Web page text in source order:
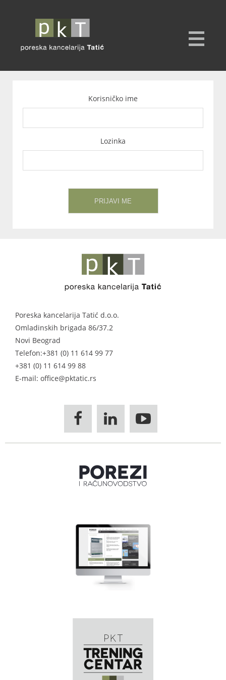
Korisničko ime
Lozinka
Poreska kancelarija Tatić d.o.o.
Omladinskih brigada 86/37.2
Novi Beograd
Telefon:+381 (0) 11 614 99 77
+381 (0) 11 614 99 88
E-mail: office@pktatic.rs
  